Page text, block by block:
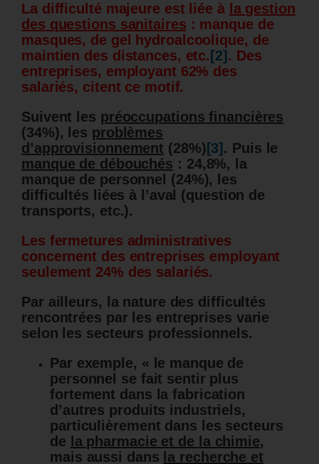
La difficulté majeure est liée à la gestion
des questions sanitaires : manque de
masques, de gel hydroalcoolique, de
maintien des distances, etc. [2] . Des
entreprises, employant 62% des
salariés, citent ce motif.
Suivent les préoccupations financières
(34%), les problèmes
d’approvisionnement (28%) [3] . Puis le
manque de débouchés : 24,8%, la
manque de personnel (24%), les
difficultés liées à l’aval (question de
transports, etc.).
Les fermetures administratives
concernent des entreprises employant
seulement 24% des salariés.
Par ailleurs, la nature des difficultés
rencontrées par les entreprises varie
selon les secteurs professionnels.
Par exemple, « le manque de
personnel se fait sentir plus
fortement dans la fabrication
d’autres produits industriels,
particulièrement dans les secteurs
de
la pharmacie et de la chimie,
mais aussi dans la recherche et